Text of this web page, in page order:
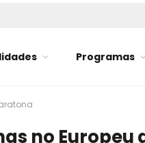
Programas
no Europeu